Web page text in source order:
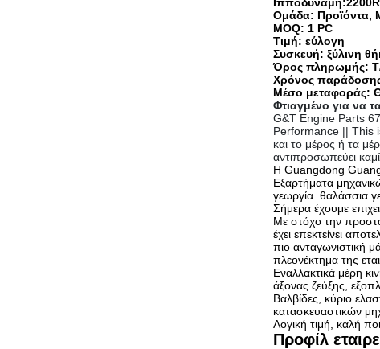
Ομάδα: Προϊόντα,
MOQ: 1 PC
Τιμή: εύλογη
Συσκευή: ξύλινη
Όρος πληρωμής:
Χρόνος
Μέσο μεταφοράς:
Φτιαγμένο για να
G&T Engine Parts
Performance || This
και το μέρος ή τα
αντιπροσωπεύει
Η Guangdong
Εξαρτήματα
γεωργία. θαλάσσια
Σήμερα έχουμε
Με στόχο την
έχει επεκτείνει
πιο ανταγωνιστική
πλεονέκτημα της
Εναλλακτικά μέρη
άξονας ζεύξης,
Βαλβίδες, κύριο
κατασκευαστικών
Λογική τιμή, καλή
Προφίλ